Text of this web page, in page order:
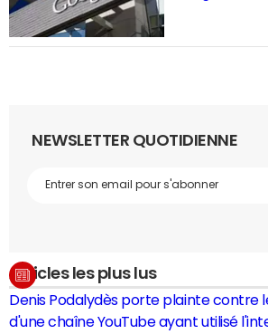
NEWSLETTER QUOTIDIENNE
Articles les plus lus
Denis Podalydès porte plainte contre
d'une chaîne YouTube ayant utilisé